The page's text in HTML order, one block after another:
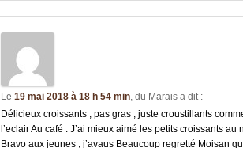
Le 19 mai 2018 à 18 h 54 min, du Marais a dit :
Délicieux croissants , pas gras , juste croustillants
l’eclair Au café . J’ai mieux aimé les petits croissants au
Bravo aux jeunes , j’avaus Beaucoup regretté Moisan